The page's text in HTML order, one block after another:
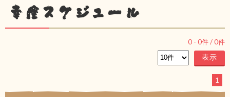
幸座スケジュール
0 - 0件 /0件
1